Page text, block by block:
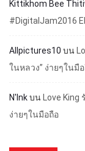
Kittikhom Bee
#DigitalJam2016
Allpictures10 บน
ในหลวง” ง่ายๆในมื
N'Inkบน
Love
ง่ายๆในมือถือ